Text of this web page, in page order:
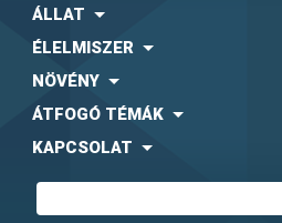
ÁLLAT
ÉLELMISZER
NÖVÉNY
ÁTFOGÓ TÉMÁK
KAPCSOLAT